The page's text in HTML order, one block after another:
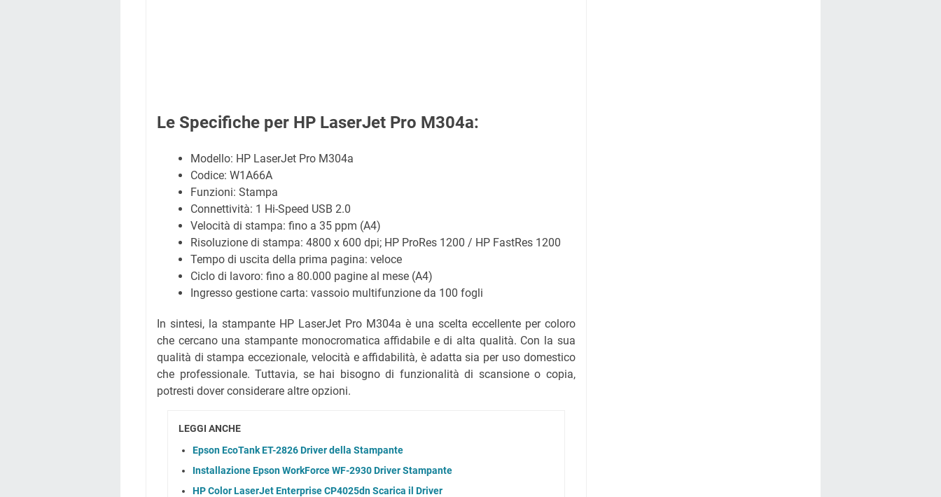
Le Specifiche per HP LaserJet Pro M304a:
Modello: HP LaserJet Pro M304a
Codice: W1A66A
Funzioni: Stampa
Connettività: 1 Hi-Speed USB 2.0
Velocità di stampa: fino a 35 ppm (A4)
Risoluzione di stampa: 4800 x 600 dpi; HP ProRes 1200 / HP FastRes 1200
Tempo di uscita della prima pagina: veloce
Ciclo di lavoro: fino a 80.000 pagine al mese (A4)
Ingresso gestione carta: vassoio multifunzione da 100 fogli
In sintesi, la stampante HP LaserJet Pro M304a è una scelta eccellente per coloro
che cercano una stampante monocromatica affidabile e di alta qualità. Con la sua
qualità di stampa eccezionale, velocità e affidabilità, è adatta sia per uso domestico
che professionale. Tuttavia, se hai bisogno di funzionalità di scansione o copia,
potresti dover considerare altre opzioni.
LEGGI ANCHE
Epson EcoTank ET-2826 Driver della Stampante
Installazione Epson WorkForce WF-2930 Driver Stampante
HP Color LaserJet Enterprise CP4025dn Scarica il Driver